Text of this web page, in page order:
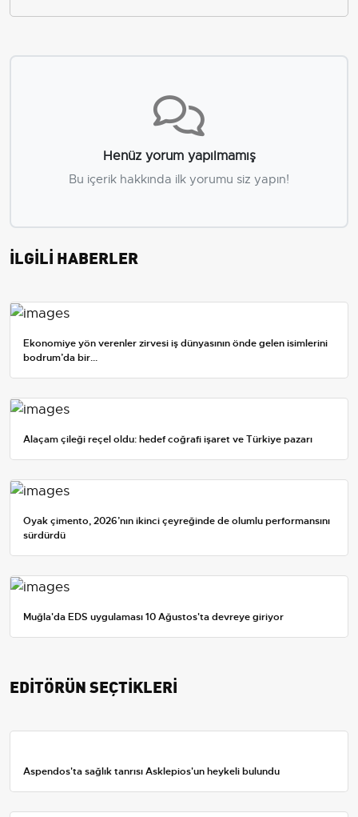
Henüz yorum yapılmamış
Bu içerik hakkında ilk yorumu siz yapın!
İLGİLİ HABERLER
Ekonomiye yön verenler zirvesi iş dünyasının önde gelen isimlerini
bodrum’da bir...
Alaçam çileği reçel oldu: hedef coğrafi işaret ve Türkiye pazarı
Oyak çimento, 2026’nın ikinci çeyreğinde de olumlu performansını
sürdürdü
Muğla'da EDS uygulaması 10 Ağustos'ta devreye giriyor
EDİTÖRÜN SEÇTİKLERİ
Aspendos'ta sağlık tanrısı Asklepios'un heykeli bulundu